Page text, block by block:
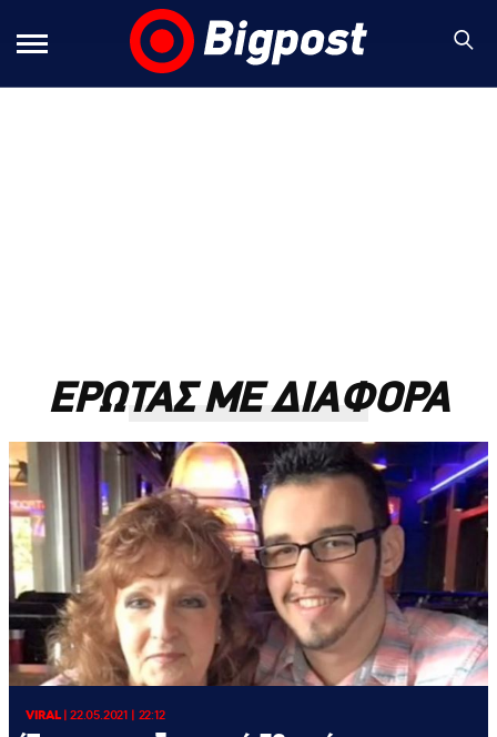
ΕΡΩΤΑΣ ΜΕ ΔΙΑΦΟΡΑ
VIRAL|22.05.2021 | 22:12